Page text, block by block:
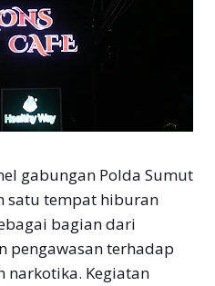
gabungan Polda Sumut
satu tempat hiburan
bagian dari
pengawasan terhadap
narkotika. Kegiatan